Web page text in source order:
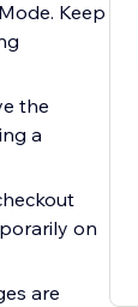
Keep
the
a
on
are